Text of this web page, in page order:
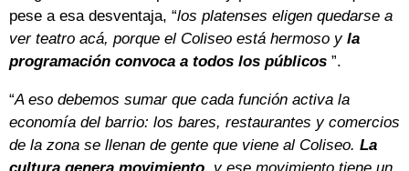
pese a esa desventaja, “los platenses eligen quedarse a
ver teatro acá, porque el Coliseo está hermoso y la
programación convoca a todos los públicos ”.
“A eso debemos sumar que cada función activa la
economía del barrio: los bares, restaurantes y comercios
de la zona se llenan de gente que viene al Coliseo. La
cultura genera movimiento, y ese movimiento tiene un